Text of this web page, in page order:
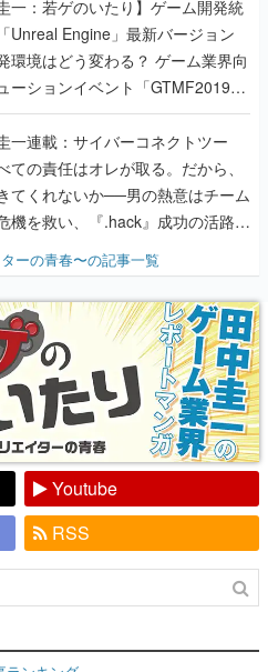
一：若ゲのいたり】ゲーム開発統
Unreal Engine」最新バージョン
環境はどう変わる？ ゲーム業界向
ーションイベント「GTMF2019」
、より理解を深めよう【PR】
一連載：サイバーコネクトツー
ての責任はオレが取る。だから、
てくれないか──男の熱意はチーム
機を救い、『.hack』成功の活路を
界の快男児・松山 洋に流れる血は
ャンプ』色だった【若ゲのいた
ーの青春〜の記事一覧
Youtube
RSS